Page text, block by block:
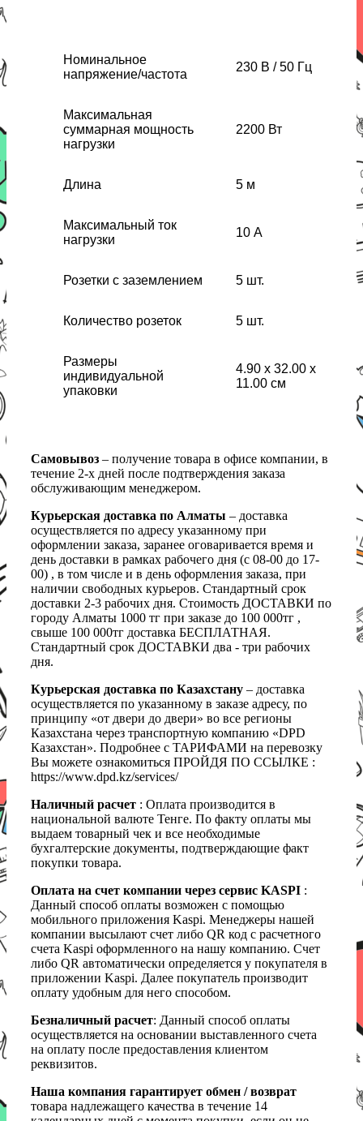
Номинальное
напряжение/частота
230 В / 50 Гц
Максимальная
суммарная мощность
нагрузки
2200 Вт
Длина 5 м
Максимальный ток
нагрузки
10 А
Розетки с заземлением 5 шт.
Количество розеток 5 шт.
Размеры
индивидуальной
упаковки
4.90 x 32.00 x
11.00 см
Самовывоз – получение товара в офисе компании, в
течение 2-х дней после подтверждения заказа
обслуживающим менеджером.
Курьерская доставка по Алматы – доставка
осуществляется по адресу указанному при
оформлении заказа, заранее оговаривается время и
день доставки в рамках рабочего дня (с 08-00 до 17-
00) , в том числе и в день оформления заказа, при
наличии свободных курьеров. Стандартный срок
доставки 2-3 рабочих дня. Стоимость ДОСТАВКИ по
городу Алматы 1000 тг при заказе до 100 000тг ,
свыше 100 000тг доставка БЕСПЛАТНАЯ.
Стандартный срок ДОСТАВКИ два - три рабочих
дня.
Курьерская доставка по Казахстану – доставка
осуществляется по указанному в заказе адресу, по
принципу «от двери до двери» во все регионы
Казахстана через транспортную компанию «DPD
Казахстан». Подробнее с ТАРИФАМИ на перевозку
Вы можете ознакомиться ПРОЙДЯ ПО ССЫЛКЕ :
https://www.dpd.kz/services/
Наличный расчет : Оплата производится в
национальной валюте Тенге. По факту оплаты мы
выдаем товарный чек и все необходимые
бухгалтерские документы, подтверждающие факт
покупки товара.
Оплата на счет компании через сервис KASPI :
Данный способ оплаты возможен с помощью
мобильного приложения Kaspi. Менеджеры нашей
компании высылают счет либо QR код с расчетного
счета Kaspi оформленного на нашу компанию. Счет
либо QR автоматически определяется у покупателя в
приложении Kaspi. Далее покупатель производит
оплату удобным для него способом.
Безналичный расчет: Данный способ оплаты
осуществляется на основании выставленного счета
на оплату после предоставления клиентом
реквизитов.
Наша компания гарантирует обмен / возврат
товара надлежащего качества в течение 14